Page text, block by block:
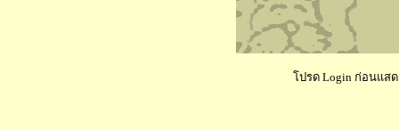
โปรด Login ก่อนแสด